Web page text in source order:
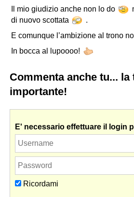
Il mio giudizio anche non lo do
di nuovo scottata
.
E comunque l’ambizione al trono
In bocca al lupoooo!
Commenta anche tu... la
importante!
E' necessario effettuare il login
Ricordami